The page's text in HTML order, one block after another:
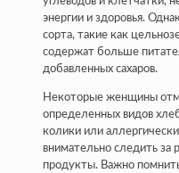
энергии и здоровья.
сорта, такие как
содержат больше
добавленных сахаров.
Некоторые женщины
определенных видов
колики или
внимательно следить за
продукты. Важно